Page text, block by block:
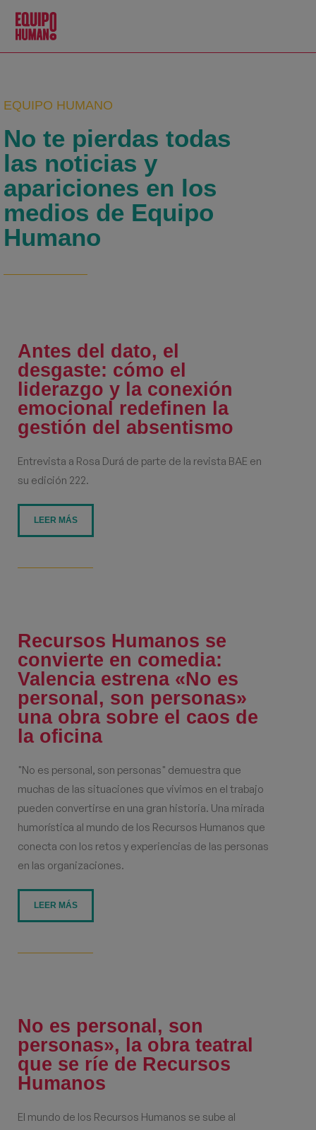
EQUIPO HUMANO
No te pierdas todas
las noticias y
apariciones en los
medios de Equipo
Humano
Antes del dato, el
desgaste: cómo el
liderazgo y la conexión
emocional redefinen la
gestión del absentismo
Entrevista a Rosa Durá de parte de la revista BAE en
su edición 222.
LEER MÁS
Recursos Humanos se
convierte en comedia:
Valencia estrena «No es
personal, son personas»
una obra sobre el caos de
la oficina
"No es personal, son personas" demuestra que
muchas de las situaciones que vivimos en el trabajo
pueden convertirse en una gran historia. Una mirada
humorística al mundo de los Recursos Humanos que
conecta con los retos y experiencias de las personas
en las organizaciones.
LEER MÁS
No es personal, son
personas», la obra teatral
que se ríe de Recursos
Humanos
El mundo de los Recursos Humanos se sube al